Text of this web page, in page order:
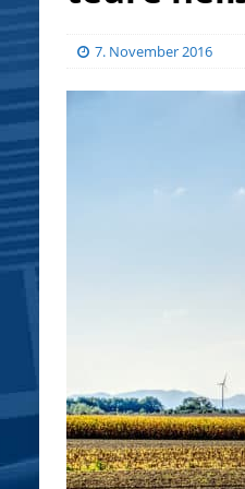
7. November 2016